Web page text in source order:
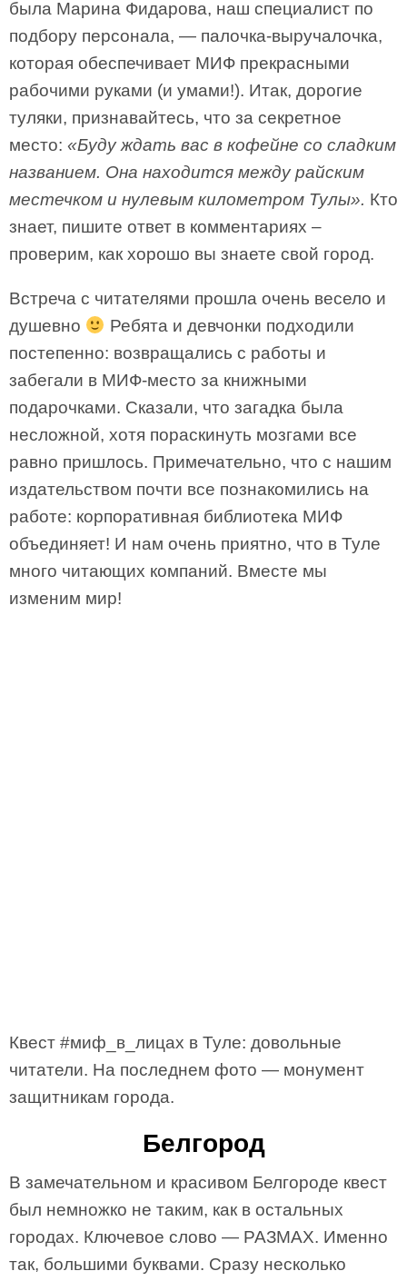
была Марина Фидарова, наш специалист по
подбору персонала, — палочка-выручалочка,
которая обеспечивает МИФ прекрасными
рабочими руками (и умами!). Итак, дорогие
туляки, признавайтесь, что за секретное
место: «Буду ждать вас в кофейне со сладким
названием. Она находится между райским
местечком и нулевым километром Тулы». Кто
знает, пишите ответ в комментариях –
проверим, как хорошо вы знаете свой город.
Встреча с читателями прошла очень весело и
душевно
Ребята и девчонки подходили
постепенно: возвращались с работы и
забегали в МИФ-место за книжными
подарочками. Сказали, что загадка была
несложной, хотя пораскинуть мозгами все
равно пришлось. Примечательно, что с нашим
издательством почти все познакомились на
работе: корпоративная библиотека МИФ
объединяет! И нам очень приятно, что в Туле
много читающих компаний. Вместе мы
изменим мир!
Квест #миф_в_лицах в Туле: довольные
читатели. На последнем фото — монумент
защитникам города.
Белгород
В замечательном и красивом Белгороде квест
был немножко не таким, как в остальных
городах. Ключевое слово — РАЗМАХ. Именно
так, большими буквами. Сразу несколько